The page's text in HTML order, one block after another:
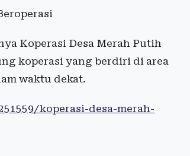
Koperasi Desa Merah Putih
koperasi yang berdiri di area
waktu dekat.
koperasi-desa-merah-